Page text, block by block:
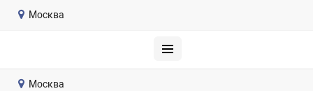
Москва
Москва